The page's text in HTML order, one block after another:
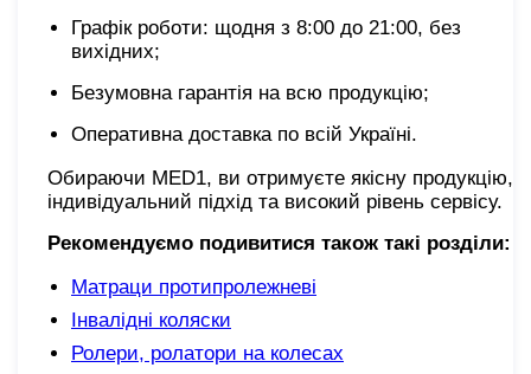
Графік роботи: щодня з 8:00 до 21:00, без
вихідних;
Безумовна гарантія на всю продукцію;
Оперативна доставка по всій Україні.
Обираючи MED1, ви отримуєте якісну продукцію,
індивідуальний підхід та високий рівень сервісу.
Рекомендуємо подивитися також такі розділи:
Матраци протипролежневі
Інвалідні коляски
Ролери, ролатори на колесах